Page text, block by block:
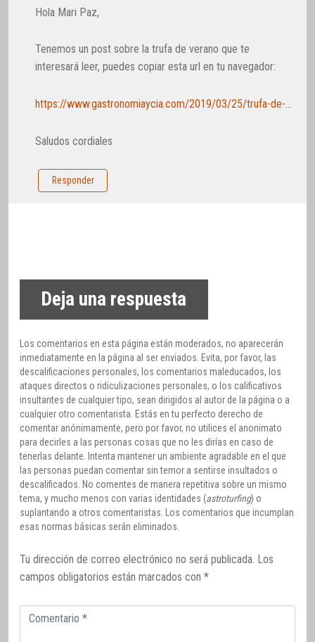
Hola Mari Paz,
Tenemos un post sobre la trufa de verano que te
interesará leer, puedes copiar esta url en tu navegador:
https://www.gastronomiaycia.com/2019/03/25/trufa-de-verano-tuber-aestivum-cuando-empieza-la-temporada/
Saludos cordiales
Responder
Deja una respuesta
Los comentarios en esta página están moderados, no aparecerán
inmediatamente en la página al ser enviados. Evita, por favor, las
descalificaciones personales, los comentarios maleducados, los
ataques directos o ridiculizaciones personales, o los calificativos
insultantes de cualquier tipo, sean dirigidos al autor de la página o a
cualquier otro comentarista. Estás en tu perfecto derecho de
comentar anónimamente, pero por favor, no utilices el anonimato
para decirles a las personas cosas que no les dirías en caso de
tenerlas delante. Intenta mantener un ambiente agradable en el que
las personas puedan comentar sin temor a sentirse insultados o
descalificados. No comentes de manera repetitiva sobre un mismo
tema, y mucho menos con varias identidades (astroturfing) o
suplantando a otros comentaristas. Los comentarios que incumplan
esas normas básicas serán eliminados.
Tu dirección de correo electrónico no será publicada. Los
campos obligatorios están marcados con *
Comentario